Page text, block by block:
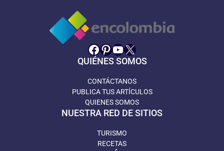
Facebook
Pinterest
YouTube
X
QUIÉNES SOMOS
CONTÁCTANOS
PUBLICA TUS ARTÍCULOS
QUIENES SOMOS
NUESTRA RED DE SITIOS
TURISMO
RECETAS